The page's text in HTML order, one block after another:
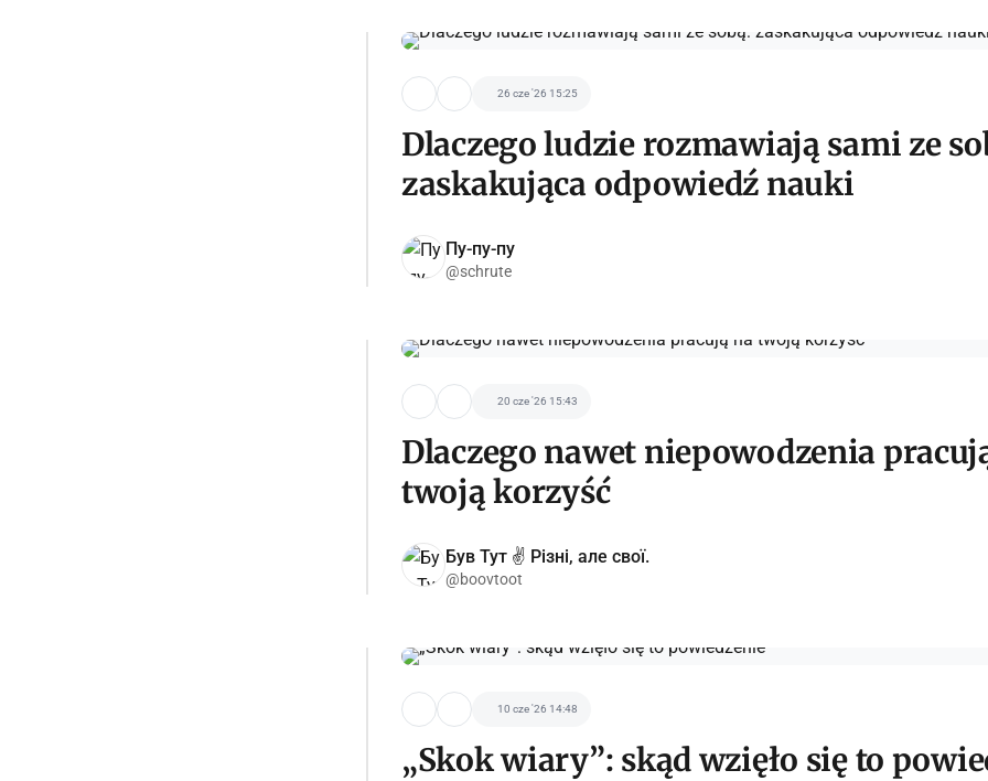
26 cze '26 15:25
Dlaczego ludzie rozmawiają sami ze
zaskakująca odpowiedź nauki
Пу-пу-пу
@schrute
20 cze '26 15:43
Dlaczego nawet niepowodzenia
twoją korzyść
Був Тут ✌️ Різні, але свої.
@boovtoot
10 cze '26 14:48
„Skok wiary”: skąd wzięło się to